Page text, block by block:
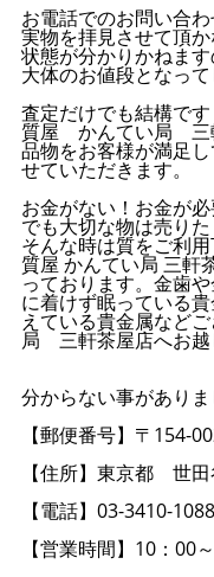
お電話でのお問い合わ
実物を拝見させて頂
状態が分かりかねます
大体のお値段となっ
査定だけでも結構です
質屋 かんてい局 三
品物をお客様が満足
せていただきます。
お金がない！お金が必
でも大切な物は売りた
そんな時は質をご利
質屋 かんてい局 三軒
っております。金歯
に着けず眠っている
えている貴金属など
局 三軒茶屋店へお越
分からない事があり
【郵便番号】〒154-
【住所】東京都 世
【電話】03-3410-1088
【営業時間】10：00